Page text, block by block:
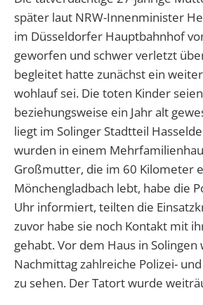
später laut NRW-Innenminister
im Düsseldorfer Hauptbahnhof
geworfen und schwer verletzt
begleitet hatte zunächst ein
wohlauf sei. Die toten Kinder
beziehungsweise ein Jahr alt
liegt im Solinger Stadtteil
wurden in einem
Großmutter, die im 60 Kilometer
Mönchengladbach lebt, habe die
Uhr informiert, teilten die
zuvor habe sie noch Kontakt mit
gehabt. Vor dem Haus in Solingen
Nachmittag zahlreiche Polizei-
zu sehen. Der Tatort wurde